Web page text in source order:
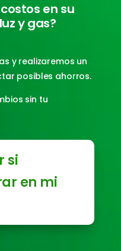
en su
y gas?
y realizaremos un
posibles ahorros.
sin tu
si
en mi